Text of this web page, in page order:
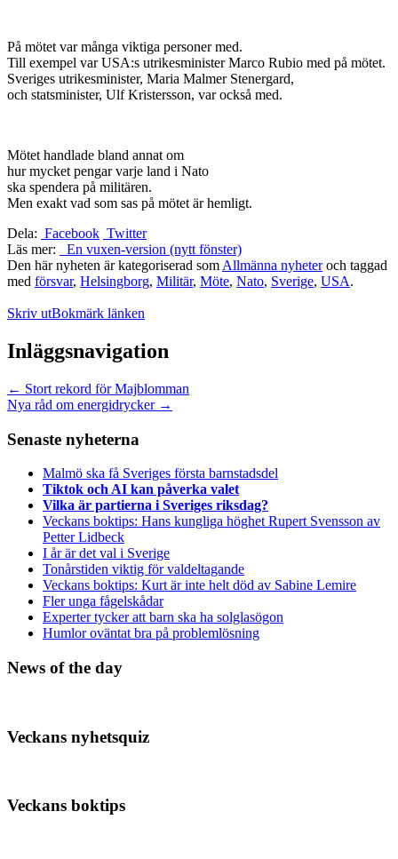
På mötet var många viktiga personer med.
Till exempel var USA:s utrikesminister Marco Rubio med på mötet.
Sveriges utrikesminister, Maria Malmer Stenergard,
och statsminister, Ulf Kristersson, var också med.
Mötet handlade bland annat om
hur mycket pengar varje land i Nato
ska spendera på militären.
Men exakt vad som sas på mötet är hemligt.
Dela: Facebook Twitter
Läs mer:
En vuxen-version (nytt fönster)
Den här nyheten är kategoriserad som Allmänna nyheteroch taggad
med försvar, Helsingborg, Militär, Möte, Nato, Sverige, USA.
Skriv utBokmärk länken
Inläggsnavigation
← Stort rekord för Majblomman
Nya råd om energidrycker →
Senaste nyheterna
Malmö ska få Sveriges första barnstadsdel
Tiktok och AI kan påverka valet
Vilka är partierna i Sveriges riksdag?
Veckans boktips: Hans kungliga höghet Rupert Svensson av
Petter Lidbeck
I år är det val i Sverige
Tonårstiden viktig för valdeltagande
Veckans boktips: Kurt är inte helt död av Sabine Lemire
Fler unga fågelskådar
Experter tycker att barn ska ha solglasögon
Humlor oväntat bra på problemlösning
News of the day
Veckans nyhetsquiz
Veckans boktips